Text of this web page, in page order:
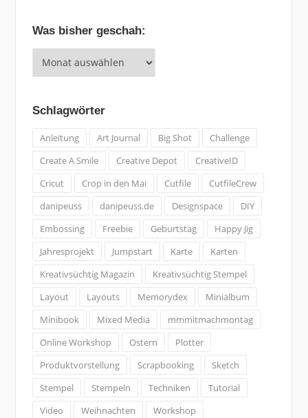
Was bisher geschah:
bisher
Schlagwörter
Anleitung Art Journal Big Shot
Challenge
Create A Smile
Creative Depot
CreativeID
Cricut
Crop in den Mai Cutfile
CutfileCrew
danipeuss
danipeuss.de Designspace
DIY
Embossing
Freebie Geburtstag
Happy Jig
Jahresprojekt
Jumpstart Karte
Karten
Kreativsüchtig Magazin
Kreativsüchtig Stempel
Layout
Layouts Memorydex
Minialbum
Minibook
Mixed Media
mmmitmachmontag
Online Workshop
Ostern
Plotter
Produktvorstellung
Scrapbooking
Sketch
Stempel
Stempeln Techniken
Tutorial
Video
Weihnachten Workshop